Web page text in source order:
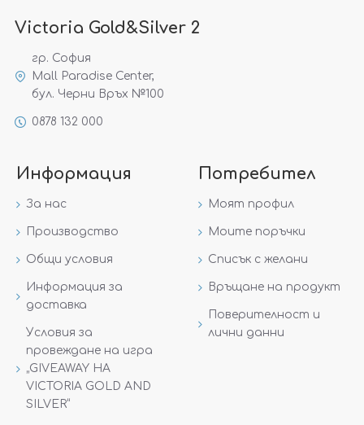
Victoria Gold&Silver 2
гр. София
Mall Paradise Center,
бул. Черни Връх №100
0878 132 000
Информация
За нас
Производство
Общи условия
Информация за
доставка
Условия за
провеждане на игра
„GIVEAWAY НА
VICTORIA GOLD AND
SILVER“
Потребител
Моят профил
Моите поръчки
Списък с желани
Връщане на продукт
Поверителност и
лични данни